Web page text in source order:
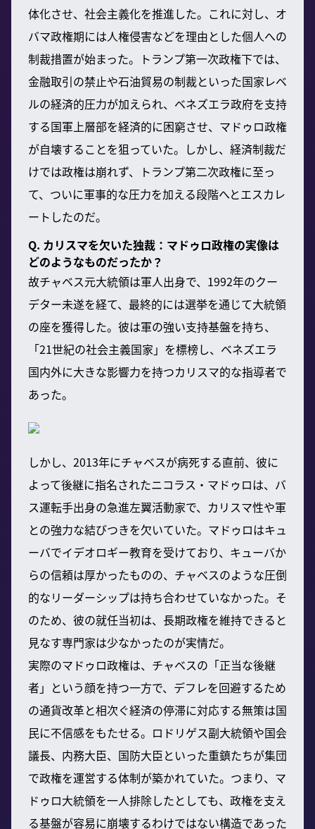
体化させ、社会主義化を推進した。これに対し、オ
バマ政権期には人権侵害などを理由とした個人への
制裁措置が始まった。トランプ第一次政権下では、
金融取引の禁止や石油貿易の制裁といった国家レベ
ルの経済的圧力が加えられ、ベネズエラ政府を支持
する国軍上層部を経済的に困窮させ、マドゥロ政権
が自壊することを狙っていた。しかし、経済制裁だ
けでは政権は崩れず、トランプ第二次政権に至っ
て、ついに軍事的な圧力を加える段階へとエスカレ
ートしたのだ。
Q. カリスマを欠いた独裁：マドゥロ政権の実像は
どのようなものだったか？
故チャベス元大統領は軍人出身で、1992年のクー
デター未遂を経て、最終的には選挙を通じて大統領
の座を獲得した。彼は軍の強い支持基盤を持ち、
「21世紀の社会主義国家」を標榜し、ベネズエラ
国内外に大きな影響力を持つカリスマ的な指導者で
あった。
しかし、2013年にチャベスが病死する直前、彼に
よって後継に指名されたニコラス・マドゥロは、バ
ス運転手出身の急進左翼活動家で、カリスマ性や軍
との強力な結びつきを欠いていた。マドゥロはキュ
ーバでイデオロギー教育を受けており、キューバか
らの信頼は厚かったものの、チャベスのような圧倒
的なリーダーシップは持ち合わせていなかった。そ
のため、彼の就任当初は、長期政権を維持できると
見なす専門家は少なかったのが実情だ。
実際のマドゥロ政権は、チャベスの「正当な後継
者」という顔を持つ一方で、デフレを回避するため
の通貨改革と相次ぐ経済の停滞に対応する無策は国
民に不信感をもたせる。ロドリゲス副大統領や国会
議長、内務大臣、国防大臣といった重鎮たちが集団
で政権を運営する体制が築かれていた。つまり、マ
ドゥロ大統領を一人排除したとしても、政権を支え
る基盤が容易に崩壊するわけではない構造であった